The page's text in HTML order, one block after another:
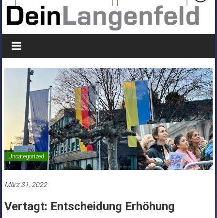
Uncategorized
März 31, 2022
Vertagt: Entscheidung Erhöhung